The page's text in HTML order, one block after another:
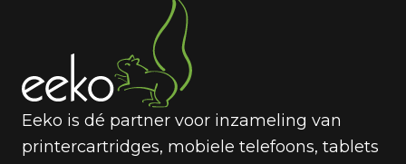
Eeko is dé partner voor inzameling van
printercartridges, mobiele telefoons, tablets